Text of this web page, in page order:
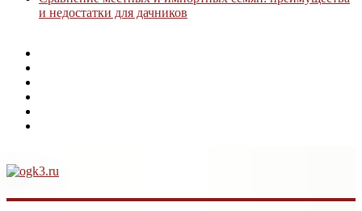
и недостатки для дачников
ogk3.ru